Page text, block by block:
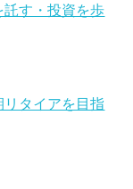
す・投資を歩
タイアを目指